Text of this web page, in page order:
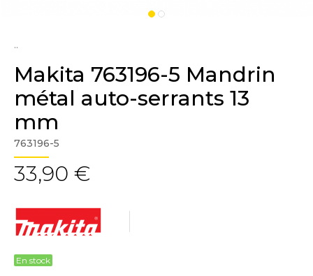
..
Makita 763196-5 Mandrin
métal auto-serrants 13
mm
763196-5
33,90 €
En stock